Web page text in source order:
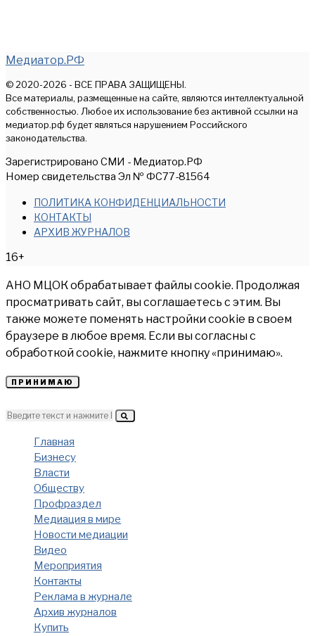
Медиатор.РФ
© 2020-2026 - ВСЕ ПРАВА ЗАЩИЩЕНЫ.
Все материалы, размещенные на сайте, являются интеллектуальной
собственностью. Любое их использование без активной ссылки на
медиатор.рф будет являться нарушением Российского
законодательства.
Зарегистрировано СМИ - Медиатор.РФ
Номер свидетельства Эл № ФС77-81564
ПОЛИТИКА КОНФИДЕНЦИАЛЬНОСТИ
КОНТАКТЫ
АРХИВ ЖУРНАЛОВ
16+
АНО МЦОК обрабатывает файлы cookie. Продолжая
просматривать сайт, вы соглашаетесь с этим. Вы
также можете поменять настройки cookie в своем
браузере в любое время. Если вы согласны с
обработкой cookie, нажмите кнопку «принимаю».
ПРИНИМАЮ
Главная
Бизнесу
Власти
Обществу
Профраздел
Медиация в мире
Новости медиации
Видео
Мероприятия
Контакты
Реклама в журнале
Архив журналов
Купить